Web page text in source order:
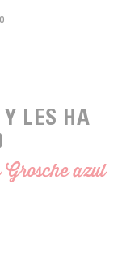
LES HA
azul